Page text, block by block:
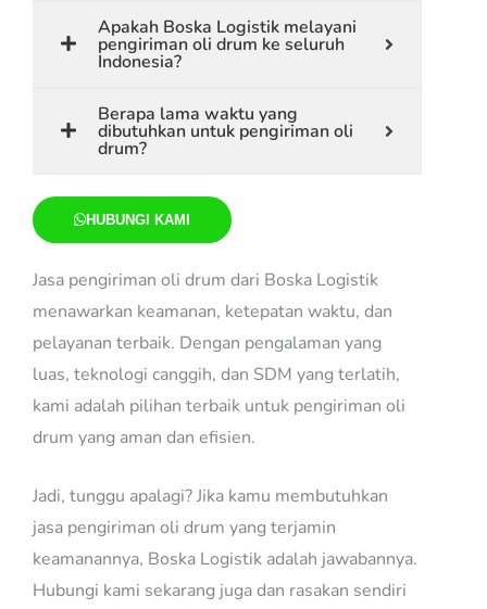
Apakah Boska Logistik melayani
pengiriman oli drum ke seluruh
Indonesia?
Berapa lama waktu yang
dibutuhkan untuk pengiriman oli
drum?
HUBUNGI KAMI
Jasa pengiriman oli drum dari Boska Logistik
menawarkan keamanan, ketepatan waktu, dan
pelayanan terbaik. Dengan pengalaman yang
luas, teknologi canggih, dan SDM yang terlatih,
kami adalah pilihan terbaik untuk pengiriman oli
drum yang aman dan efisien.
Jadi, tunggu apalagi? Jika kamu membutuhkan
jasa pengiriman oli drum yang terjamin
keamanannya, Boska Logistik adalah jawabannya.
Hubungi kami sekarang juga dan rasakan sendiri